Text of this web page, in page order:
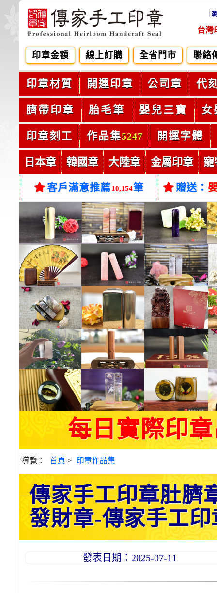
台灣
印章金額 線上訂購 全省門市 聯絡
印章材質 開運印章 公司章 代
臍帶印章 胎毛筆 嬰兒三寶 女
印章刻工 作品集5247 開運字體
日本章 韓國章 大陸章 金屬印章 寵
客戶滿意推薦10,154筆 贈送：
每日實際印
導覽： 首頁 > 印章作品集
傳家手工印章肚臍
發財章-傳家手工印
發表日期：2025-07-11